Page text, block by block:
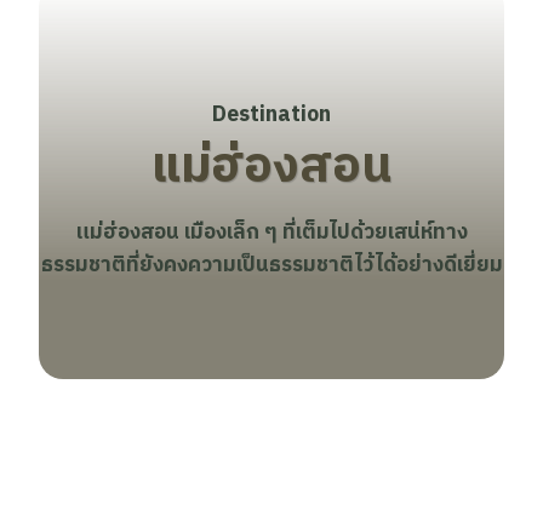
Destination
แม่ฮ่องสอน
แม่ฮ่องสอน เมืองเล็ก ๆ ที่เต็มไปด้วยเสน่ห์ทาง
ธรรมชาติที่ยังคงความเป็นธรรมชาติไว้ได้อย่างดีเยี่ยม